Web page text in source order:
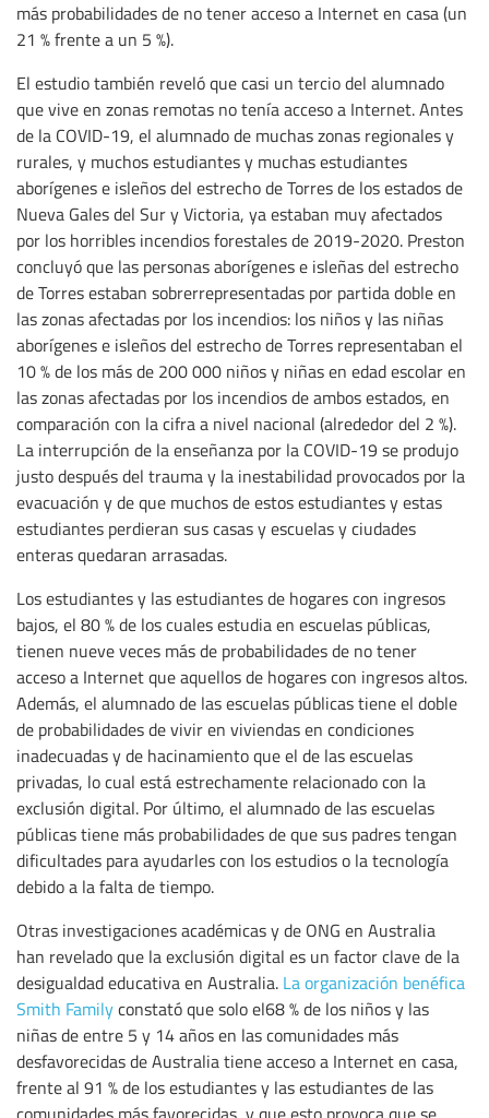
más probabilidades de no tener acceso a Internet en casa (un
21 % frente a un 5 %).
El estudio también reveló que casi un tercio del alumnado
que vive en zonas remotas no tenía acceso a Internet. Antes
de la COVID-19, el alumnado de muchas zonas regionales y
rurales, y muchos estudiantes y muchas estudiantes
aborígenes e isleños del estrecho de Torres de los estados de
Nueva Gales del Sur y Victoria, ya estaban muy afectados
por los horribles incendios forestales de 2019-2020. Preston
concluyó que las personas aborígenes e isleñas del estrecho
de Torres estaban sobrerrepresentadas por partida doble en
las zonas afectadas por los incendios: los niños y las niñas
aborígenes e isleños del estrecho de Torres representaban el
10 % de los más de 200 000 niños y niñas en edad escolar en
las zonas afectadas por los incendios de ambos estados, en
comparación con la cifra a nivel nacional (alrededor del 2 %).
La interrupción de la enseñanza por la COVID-19 se produjo
justo después del trauma y la inestabilidad provocados por la
evacuación y de que muchos de estos estudiantes y estas
estudiantes perdieran sus casas y escuelas y ciudades
enteras quedaran arrasadas.
Los estudiantes y las estudiantes de hogares con ingresos
bajos, el 80 % de los cuales estudia en escuelas públicas,
tienen nueve veces más de probabilidades de no tener
acceso a Internet que aquellos de hogares con ingresos altos.
Además, el alumnado de las escuelas públicas tiene el doble
de probabilidades de vivir en viviendas en condiciones
inadecuadas y de hacinamiento que el de las escuelas
privadas, lo cual está estrechamente relacionado con la
exclusión digital. Por último, el alumnado de las escuelas
públicas tiene más probabilidades de que sus padres tengan
dificultades para ayudarles con los estudios o la tecnología
debido a la falta de tiempo.
Otras investigaciones académicas y de ONG en Australia
han revelado que la exclusión digital es un factor clave de la
desigualdad educativa en Australia. La organización benéfica
Smith Familyconstató que solo el68 % de los niños y las
niñas de entre 5 y 14 años en las comunidades más
desfavorecidas de Australia tiene acceso a Internet en casa,
frente al 91 % de los estudiantes y las estudiantes de las